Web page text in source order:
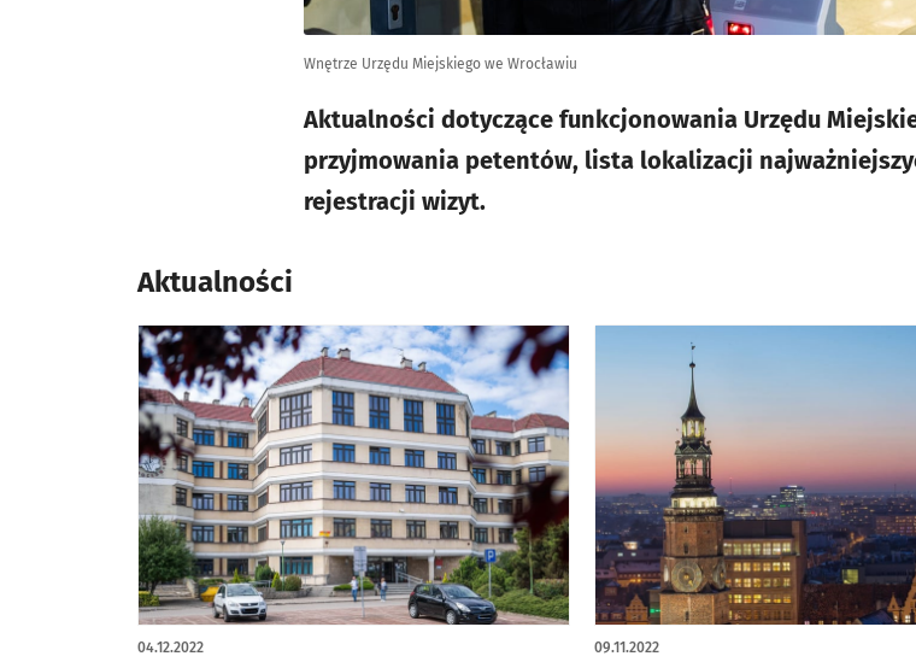
Wnętrze Urzędu Miejskiego we Wrocławiu
Aktualności dotyczące funkcjonowania Urzędu
przyjmowania petentów, lista lokalizacji
rejestracji wizyt.
Aktualności
04.12.2022 09.11.2022